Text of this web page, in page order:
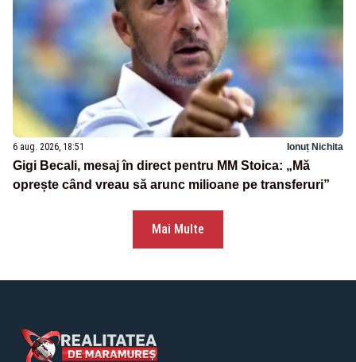
6 aug. 2026, 18:51 Ionuț Nichita
Gigi Becali, mesaj în direct pentru MM Stoica: „Mă
oprește când vreau să arunc milioane pe transferuri”
Mai Multe